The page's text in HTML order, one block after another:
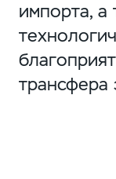
импорта, а
трансфера